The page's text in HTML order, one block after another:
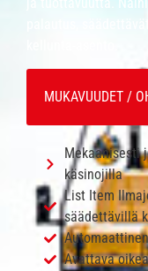
palautus,
MUKAVUUDET /
Mekaanisesti
käsinojilla
List Item
säädettävillä
Avattava